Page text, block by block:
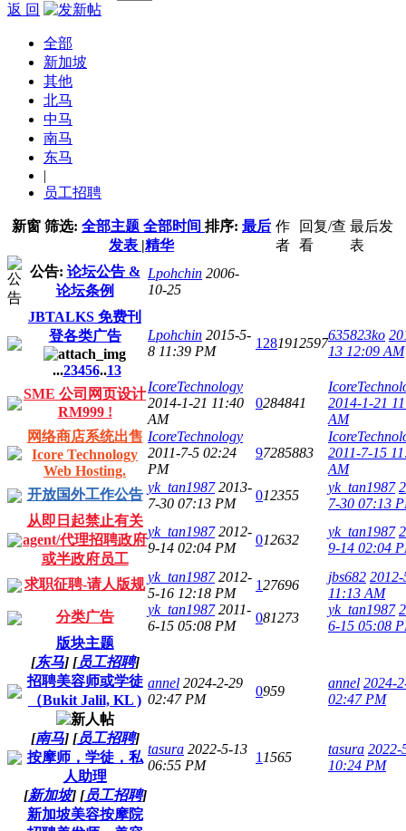
返 回
全部
新加坡
其他
北马
中马
南马
东马
|
员工招聘
新窗 筛选: 全部主题 全部时间 排序: 最后
发表 |精华
作
者
回复/查
看
最后发
表
公告: 论坛公告 &
论坛条例
Lpohchin 2006-
10-25
JBTALKS 免费刊
登各类广告
...23456..13
Lpohchin 2015-5-
8 11:39 PM
1281912597
635823ko
13 12:09 AM
SME 公司网页设计
RM999 !
IcoreTechnology
2014-1-21 11:40
AM
0284841
2014-1-21
AM
网络商店系统出售
Icore Technology
Web Hosting.
IcoreTechnology
2011-7-5 02:24
PM
97285883
2011-7-15
AM
开放国外工作公告 yk_tan1987 2013-
7-30 07:13 PM
012355
yk_tan1987
7-30 07:13
从即日起禁止有关
agent/代理招聘政府
或半政府员工
yk_tan1987 2012-
9-14 02:04 PM
012632
yk_tan1987
9-14 02:04
求职征聘-请人版规yk_tan1987 2012-
5-16 12:18 PM
127696
jbs682
11:13 AM
分类广告
yk_tan1987 2011-
6-15 05:08 PM
081273
yk_tan1987
6-15 05:08
版块主题
[东马] [员工招聘]
招聘美容师或学徒
（Bukit Jalil, KL )
annel 2024-2-29
02:47 PM
0959
annel 2024-
02:47 PM
[南马] [员工招聘]
按摩师，学徒，私
人助理
tasura 2022-5-13
06:55 PM
1 1565
tasura 2022-
10:24 PM
[新加坡] [员工招聘]
新加坡美容按摩院